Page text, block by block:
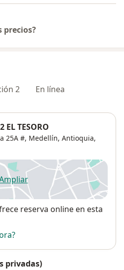
precios?
2 En línea
EL TESORO
25A #, Medellín, Antioquia,
se abre en una nueva
reserva online en esta
privadas)